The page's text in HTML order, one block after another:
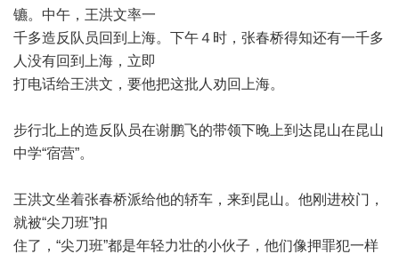
镳。中午，王洪文率一
千多造反队员回到上海。下午４时，张春桥得知还有一千多
人没有回到上海，立即
打电话给王洪文，要他把这批人劝回上海。
步行北上的造反队员在谢鹏飞的带领下晚上到达昆山在昆山
中学“宿营”。
王洪文坐着张春桥派给他的轿车，来到昆山。他刚进校门，
就被“尖刀班”扣
住了， “尖刀班”都是年轻力壮的小伙子，他们像押罪犯一样